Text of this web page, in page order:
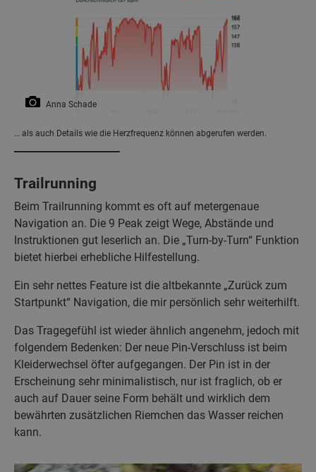
Anna Schade
… als auch Details wie die Herzfrequenz können abgerufen werden.
Trailrunning
Beim Trailrunning kommt es oft auf metergenaue
Navigation an. Die 9 Peak zeigt Wege, Abstände und
Instruktionen gut leserlich an. Die „Turn-by-Turn“ Funktion
bietet hierbei erhebliche Hilfestellung.
Ein sehr nettes Feature ist die altbekannte „Zurück zum
Startpunkt“ Navigation, die mir persönlich sehr weiterhilft.
Das Tragegefühl ist wieder ähnlich angenehm, jedoch mit
folgendem Bedenken: Der neue Pin-Verschluss ist beim
Kleiderwechsel öfter aufgegangen. Der Pin ist in der
Erscheinung sehr minimalistisch, nur ist fraglich, ob er
auch auf Dauer seine Form behält und wirklich dem
bewährten zusätzlichen Riemchen das Wasser reichen
kann.